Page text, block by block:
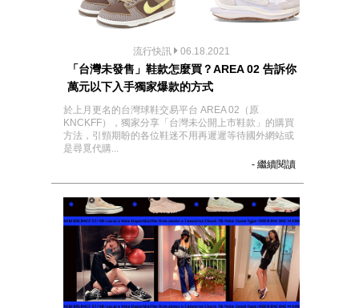
流行快訊 06.18.2021
「台灣未發售」鞋款怎麼買？AREA 02 告訴你
萬元以下入手獨家爆款的方式
於上月更名的台灣球鞋交易平台 AREA 02（原
KNCKFF），獨家分享「台灣未公開上市鞋款」的購買
方法，引頸期盼的各位鞋迷不用再遲遲等待國外網站或
是尋覓代購...
- 繼續閱讀